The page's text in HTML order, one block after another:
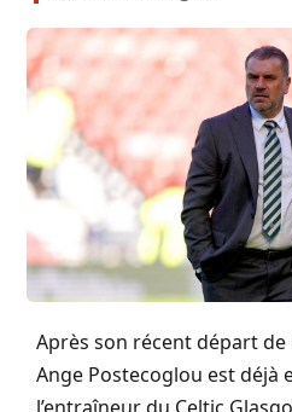
Après son récent départ
Ange Postecoglou est déjà